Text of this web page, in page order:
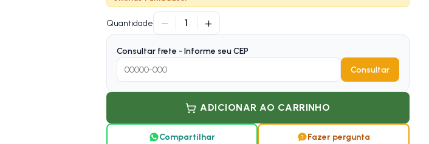
Quantidade − 1 +
Consultar frete - Informe seu CEP
Consultar
ADICIONAR AO CARRINHO
Compartilhar Fazer pergunta